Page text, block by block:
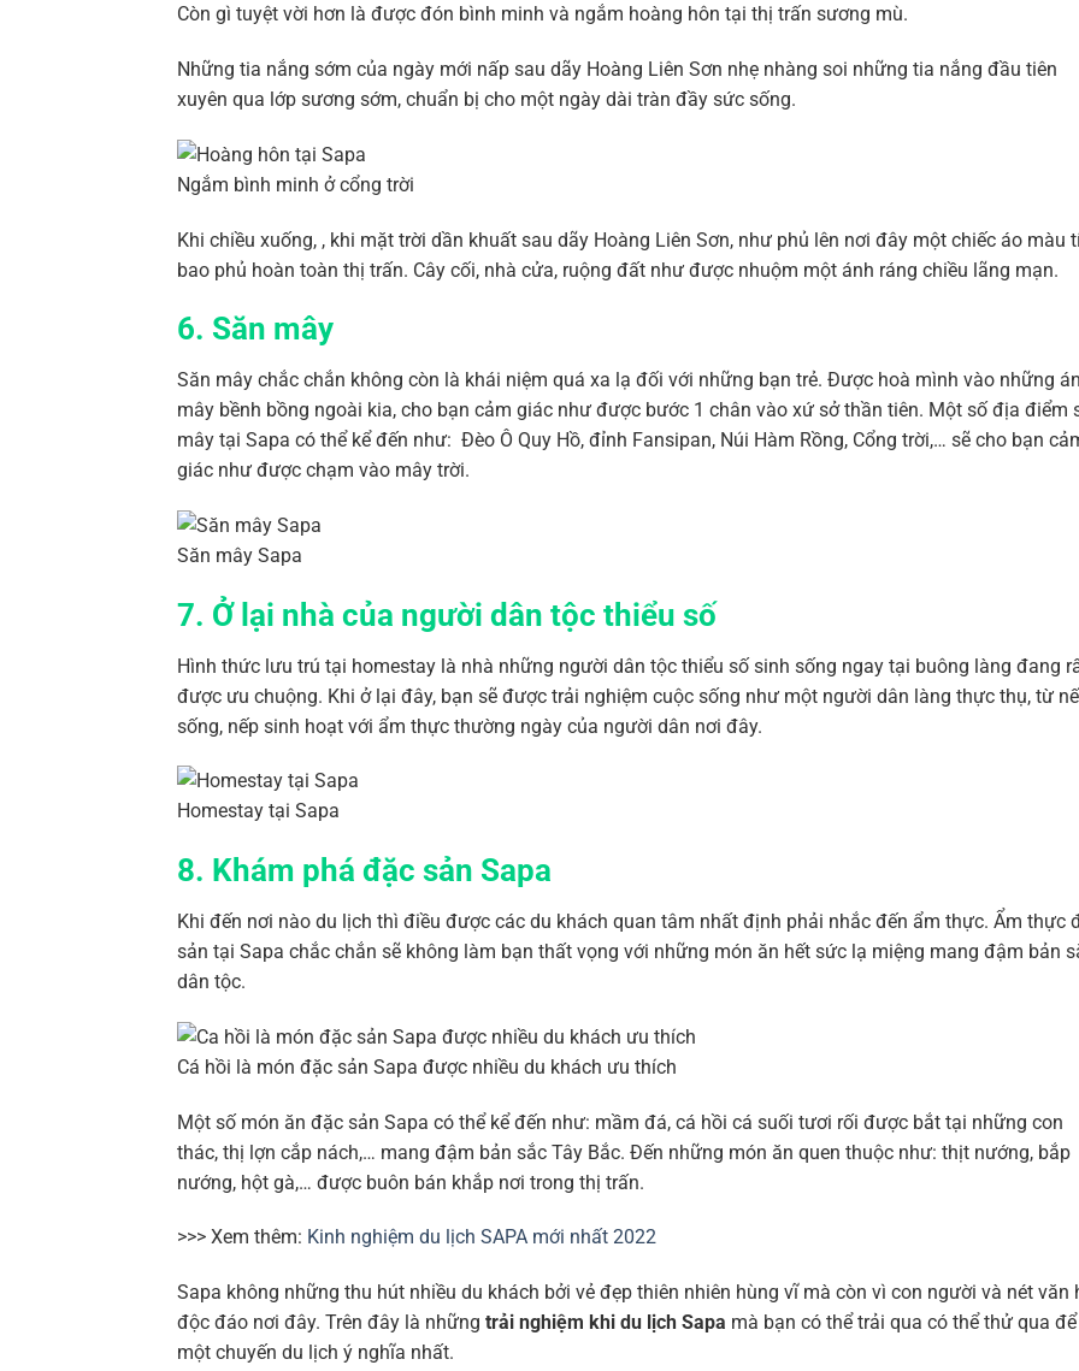
Còn gì tuyệt vời hơn là được đón bình minh và ngắm hoàng hôn tại thị trấn sương mù.
Những tia nắng sớm của ngày mới nấp sau dãy Hoàng Liên Sơn nhẹ nhàng soi những tia nắng đầu tiên
xuyên qua lớp sương sớm, chuẩn bị cho một ngày dài tràn đầy sức sống.
Ngắm bình minh ở cổng trời
Khi chiều xuống, , khi mặt trời dần khuất sau dãy Hoàng Liên Sơn, như phủ lên nơi đây một chiếc áo màu
bao phủ hoàn toàn thị trấn. Cây cối, nhà cửa, ruộng đất như được nhuộm một ánh ráng chiều lãng mạn.
6. Săn mây
Săn mây chắc chắn không còn là khái niệm quá xa lạ đối với những bạn trẻ. Được hoà mình vào những
mây bềnh bồng ngoài kia, cho bạn cảm giác như được bước 1 chân vào xứ sở thần tiên. Một số địa điểm
mây tại Sapa có thể kể đến như: Đèo Ô Quy Hồ, đỉnh Fansipan, Núi Hàm Rồng, Cổng trời,… sẽ cho bạn
giác như được chạm vào mây trời.
Săn mây Sapa
7. Ở lại nhà của người dân tộc thiểu số
Hình thức lưu trú tại homestay là nhà những người dân tộc thiểu số sinh sống ngay tại buông làng đang
được ưu chuộng. Khi ở lại đây, bạn sẽ được trải nghiệm cuộc sống như một người dân làng thực thụ, từ
sống, nếp sinh hoạt với ẩm thực thường ngày của người dân nơi đây.
Homestay tại Sapa
8. Khám phá đặc sản Sapa
Khi đến nơi nào du lịch thì điều được các du khách quan tâm nhất định phải nhắc đến ẩm thực. Ẩm thực
sản tại Sapa chắc chắn sẽ không làm bạn thất vọng với những món ăn hết sức lạ miệng mang đậm bản
dân tộc.
Cá hồi là món đặc sản Sapa được nhiều du khách ưu thích
Một số món ăn đặc sản Sapa có thể kể đến như: mầm đá, cá hồi cá suối tươi rối được bắt tại những con
thác, thị lợn cắp nách,… mang đậm bản sắc Tây Bắc. Đến những món ăn quen thuộc như: thịt nướng, bắp
nướng, hột gà,… được buôn bán khắp nơi trong thị trấn.
>>> Xem thêm: Kinh nghiệm du lịch SAPA mới nhất 2022
Sapa không những thu hút nhiều du khách bởi vẻ đẹp thiên nhiên hùng vĩ mà còn vì con người và nét văn
độc đáo nơi đây. Trên đây là những trải nghiệm khi du lịch Sapa mà bạn có thể trải qua có thể thử qua
một chuyến du lịch ý nghĩa nhất.